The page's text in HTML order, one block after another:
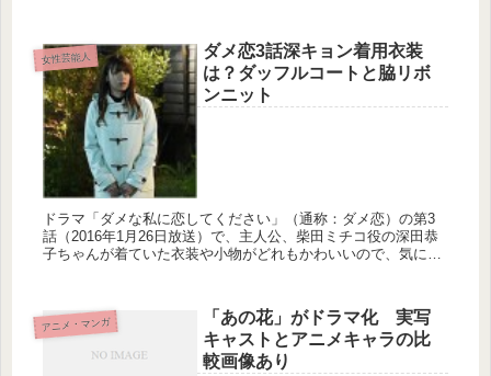
女性芸能人
ダメ恋3話深キョン着用衣装
は？ダッフルコートと脇リボ
ンニット
ドラマ「ダメな私に恋してください」（通称：ダメ恋）の第3
話（2016年1月26日放送）で、主人公、柴田ミチコ役の深田恭
子ちゃんが着ていた衣装や小物がどれもかわいいので、気にな
アニメ・マンガ
「あの花」がドラマ化 実写
キャストとアニメキャラの比
較画像あり